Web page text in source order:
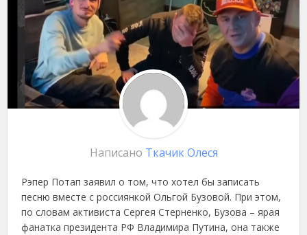
Написано Ткачик Олеся
Рэпер Потап заявил о том, что хотел бы записать
песню вместе с россиянкой Ольгой Бузовой. При этом,
по словам активиста Сергея Стерненко, Бузова – ярая
фанатка президента РФ Владимира Путина, она также